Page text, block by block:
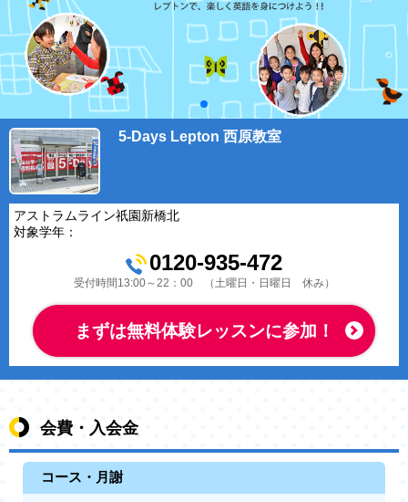
5-Days Lepton 西原教室
アストラムライン祇園新橋北
対象学年：
0120-935-472
受付時間13:00～22：00 （土曜日・日曜日 休み）
まずは無料体験レッスンに参加！
会費・入会金
コース・月謝